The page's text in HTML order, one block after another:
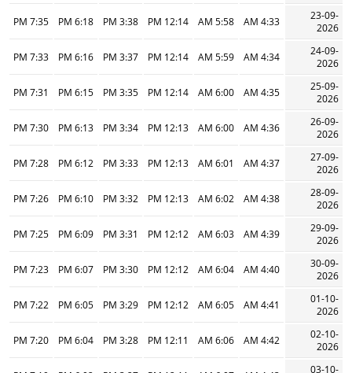
23-09-
2026
4:33 AM
5:58 AM
12:14 PM
3:38 PM
6:18 PM
7:35 PM
24-09-
2026
4:34 AM
5:59 AM
12:14 PM
3:37 PM
6:16 PM
7:33 PM
25-09-
2026
4:35 AM
6:00 AM
12:14 PM
3:35 PM
6:15 PM
7:31 PM
26-09-
2026
4:36 AM
6:00 AM
12:13 PM
3:34 PM
6:13 PM
7:30 PM
27-09-
2026
4:37 AM
6:01 AM
12:13 PM
3:33 PM
6:12 PM
7:28 PM
28-09-
2026
4:38 AM
6:02 AM
12:13 PM
3:32 PM
6:10 PM
7:26 PM
29-09-
2026
4:39 AM
6:03 AM
12:12 PM
3:31 PM
6:09 PM
7:25 PM
30-09-
2026
4:40 AM
6:04 AM
12:12 PM
3:30 PM
6:07 PM
7:23 PM
01-10-
2026
4:41 AM
6:05 AM
12:12 PM
3:29 PM
6:05 PM
7:22 PM
02-10-
2026
4:42 AM
6:06 AM
12:11 PM
3:28 PM
6:04 PM
7:20 PM
03-10-